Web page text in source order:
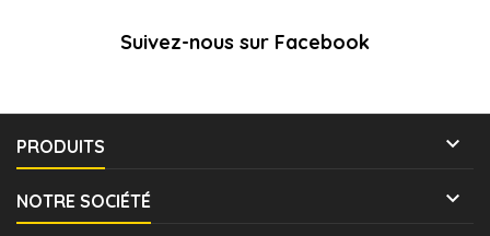
Suivez-nous sur Facebook
PRODUITS 
NOTRE SOCIÉTÉ 